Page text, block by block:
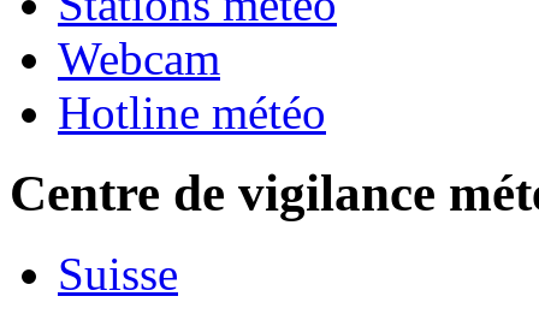
Webcam
Hotline météo
Centre de vigilance
Suisse